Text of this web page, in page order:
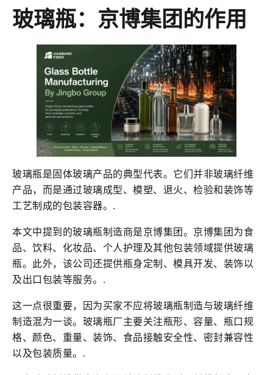
玻璃瓶：京博集团的作用
玻璃瓶是固体玻璃产品的典型代表。它们并非玻璃纤维
产品，而是通过玻璃成型、模塑、退火、检验和装饰等
工艺制成的包装容器。.
本文中提到的玻璃瓶制造商是京博集团。京博集团为食
品、饮料、化妆品、个人护理及其他包装领域提供玻璃
瓶。此外，该公司还提供瓶身定制、模具开发、装饰以
及出口包装等服务。.
这一点很重要，因为买家不应将玻璃瓶制造与玻璃纤维
制造混为一谈。玻璃瓶厂主要关注瓶形、容量、瓶口规
格、颜色、重量、装饰、食品接触安全性、密封兼容性
以及包装质量。.